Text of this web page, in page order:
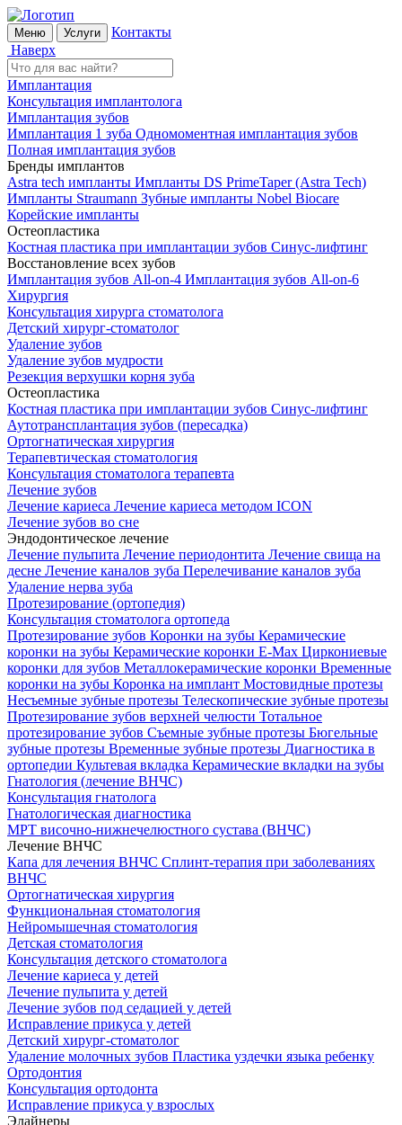
Меню Услуги
Контакты
Наверх
Имплантация
Консультация имплантолога
Имплантация зубов
Имплантация 1 зуба Одномоментная имплантация зубов
Полная имплантация зубов
Бренды имплантов
Astra tech импланты Импланты DS PrimeTaper (Astra Tech)
Импланты Straumann Зубные импланты Nobel Biocare
Корейские импланты
Остеопластика
Костная пластика при имплантации зубов Синус-лифтинг
Восстановление всех зубов
Имплантация зубов All-on-4 Имплантация зубов All-on-6
Хирургия
Консультация хирурга стоматолога
Детский хирург-стоматолог
Удаление зубов
Удаление зубов мудрости
Резекция верхушки корня зуба
Остеопластика
Костная пластика при имплантации зубов Синус-лифтинг
Аутотрансплантация зубов (пересадка)
Ортогнатическая хирургия
Терапевтическая стоматология
Консультация стоматолога терапевта
Лечение зубов
Лечение кариеса Лечение кариеса методом ICON
Лечение зубов во сне
Эндодонтическое лечение
Лечение пульпита Лечение периодонтита Лечение свища на
десне Лечение каналов зуба Перелечивание каналов зуба
Удаление нерва зуба
Протезирование (ортопедия)
Консультация стоматолога ортопеда
Протезирование зубов Коронки на зубы Керамические
коронки на зубы Керамические коронки E-Max Циркониевые
коронки для зубов Металлокерамические коронки Временные
коронки на зубы Коронка на имплант Мостовидные протезы
Несъемные зубные протезы Телескопические зубные протезы
Протезирование зубов верхней челюсти Тотальное
протезирование зубов Съемные зубные протезы Бюгельные
зубные протезы Временные зубные протезы Диагностика в
ортопедии Культевая вкладка Керамические вкладки на зубы
Гнатология (лечение ВНЧС)
Консультация гнатолога
Гнатологическая диагностика
МРТ височно-нижнечелюстного сустава (ВНЧС)
Лечение ВНЧС
Капа для лечения ВНЧС Сплинт-терапия при заболеваниях
ВНЧС
Ортогнатическая хирургия
Функциональная стоматология
Нейромышечная стоматология
Детская стоматология
Консультация детского стоматолога
Лечение кариеса у детей
Лечение пульпита у детей
Лечение зубов под седацией у детей
Исправление прикуса у детей
Детский хирург-стоматолог
Удаление молочных зубов Пластика уздечки языка ребенку
Ортодонтия
Консультация ортодонта
Исправление прикуса у взрослых
Элайнеры